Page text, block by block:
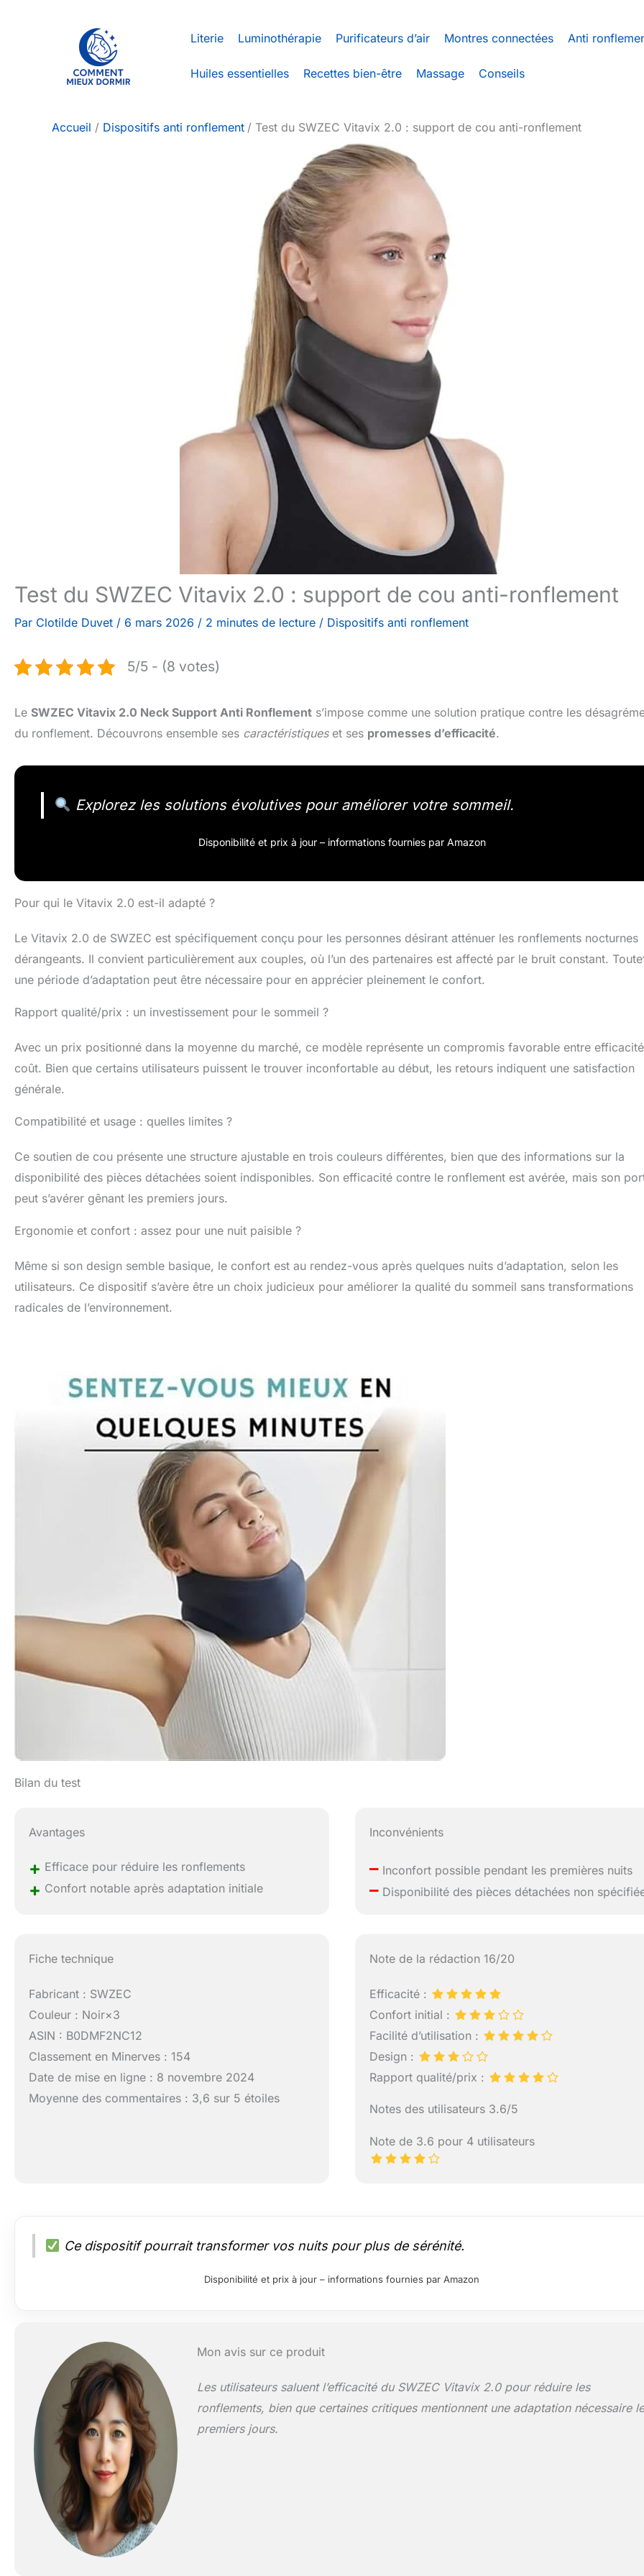
Literie Luminothérapie Purificateurs d’air Montres connectées Anti
Huiles essentielles Recettes bien-être Massage Conseils
Accueil Dispositifs anti ronflement Test du SWZEC Vitavix 2.0 : support de cou anti-ronflement
Test du SWZEC Vitavix 2.0 : support de cou anti-ronflement
Par Clotilde Duvet / 6 mars 2026 / 2 minutes de lecture / Dispositifs anti ronflement
5/5 - (8 votes)
Le SWZEC Vitavix 2.0 Neck Support Anti Ronflement s’impose comme une solution pratique contre les
du ronflement. Découvrons ensemble ses caractéristiqueset ses promesses d’efficacité.
Explorez les solutions évolutives pour améliorer votre sommeil.
Disponibilité et prix à jour – informations fournies par Amazon
Pour qui le Vitavix 2.0 est-il adapté ?
Le Vitavix 2.0 de SWZEC est spécifiquement conçu pour les personnes désirant atténuer les ronflements nocturnes
dérangeants. Il convient particulièrement aux couples, où l’un des partenaires est affecté par le bruit constant.
une période d’adaptation peut être nécessaire pour en apprécier pleinement le confort.
Rapport qualité/prix : un investissement pour le sommeil ?
Avec un prix positionné dans la moyenne du marché, ce modèle représente un compromis favorable entre
coût. Bien que certains utilisateurs puissent le trouver inconfortable au début, les retours indiquent une satisfaction
générale.
Compatibilité et usage : quelles limites ?
Ce soutien de cou présente une structure ajustable en trois couleurs différentes, bien que des informations sur la
disponibilité des pièces détachées soient indisponibles. Son efficacité contre le ronflement est avérée, mais son
peut s’avérer gênant les premiers jours.
Ergonomie et confort : assez pour une nuit paisible ?
Même si son design semble basique, le confort est au rendez-vous après quelques nuits d’adaptation, selon les
utilisateurs. Ce dispositif s’avère être un choix judicieux pour améliorer la qualité du sommeil sans transformations
radicales de l’environnement.
Bilan du test
Avantages
+ Efficace pour réduire les ronflements
+ Confort notable après adaptation initiale
Inconvénients
– Inconfort possible pendant les premières nuits
– Disponibilité des pièces détachées non
Fiche technique
Fabricant : SWZEC
Couleur : Noir×3
ASIN : B0DMF2NC12
Classement en Minerves : 154
Date de mise en ligne : 8 novembre 2024
Moyenne des commentaires : 3,6 sur 5 étoiles
Note de la rédaction 16/20
Efficacité :
Confort initial :
Facilité d’utilisation :
Design :
Rapport qualité/prix :
Notes des utilisateurs 3.6/5
Note de 3.6 pour 4 utilisateurs
Ce dispositif pourrait transformer vos nuits pour plus de sérénité.
Disponibilité et prix à jour – informations fournies par Amazon
Mon avis sur ce produit
Les utilisateurs saluent l’efficacité du SWZEC Vitavix 2.0 pour réduire les
ronflements, bien que certaines critiques mentionnent une adaptation nécessaire
premiers jours.